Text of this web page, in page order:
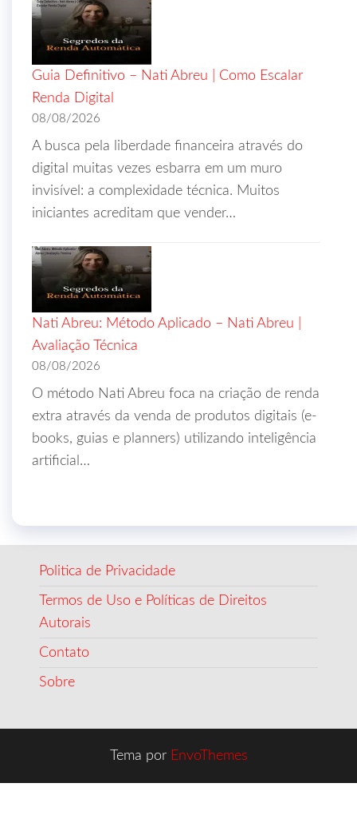
Guia Definitivo – Nati Abreu | Como Escalar
Renda Digital
08/08/2026
A busca pela liberdade financeira através do
digital muitas vezes esbarra em um muro
invisível: a complexidade técnica. Muitos
iniciantes acreditam que vender…
Nati Abreu: Método Aplicado – Nati Abreu |
Avaliação Técnica
08/08/2026
O método Nati Abreu foca na criação de renda
extra através da venda de produtos digitais (e-
books, guias e planners) utilizando inteligência
artificial…
Politica de Privacidade
Termos de Uso e Políticas de Direitos
Autorais
Contato
Sobre
Tema por EnvoThemes